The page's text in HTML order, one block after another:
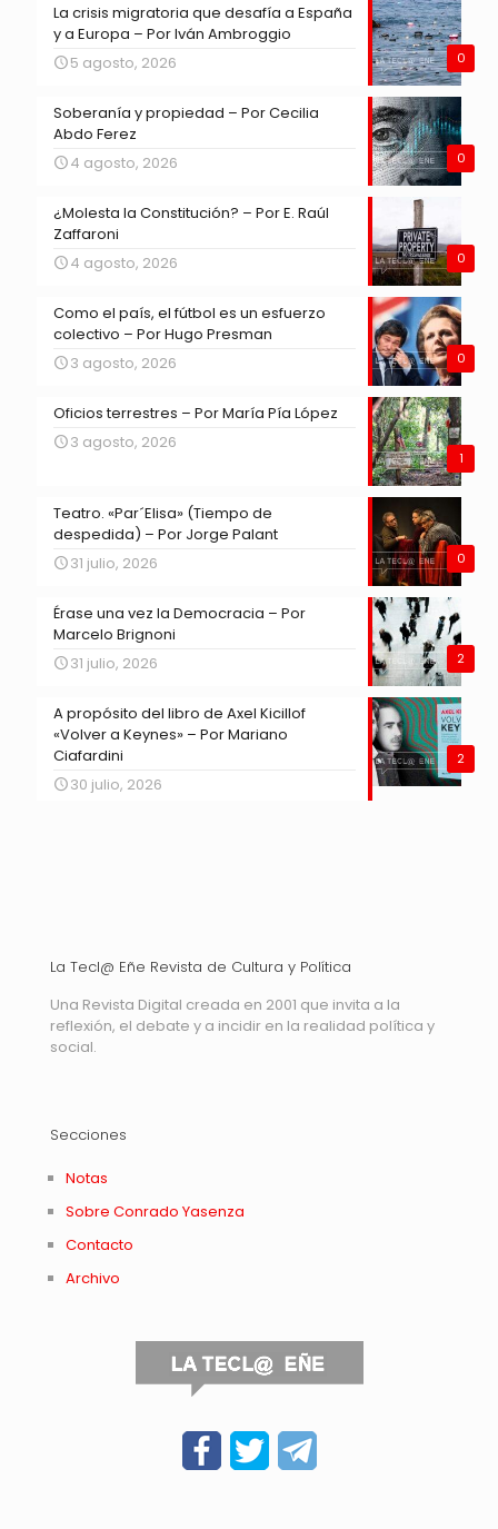
0
La crisis migratoria que desafía a España
y a Europa – Por Iván Ambroggio
5 agosto, 2026
0
Soberanía y propiedad – Por Cecilia
Abdo Ferez
4 agosto, 2026
0
¿Molesta la Constitución? – Por E. Raúl
Zaffaroni
4 agosto, 2026
0
Como el país, el fútbol es un esfuerzo
colectivo – Por Hugo Presman
3 agosto, 2026
1
Oficios terrestres – Por María Pía López
3 agosto, 2026
0
Teatro. «Par´Elisa» (Tiempo de
despedida) – Por Jorge Palant
31 julio, 2026
2
Érase una vez la Democracia – Por
Marcelo Brignoni
31 julio, 2026
2
A propósito del libro de Axel Kicillof
«Volver a Keynes» – Por Mariano
Ciafardini
30 julio, 2026
La Tecl@ Eñe Revista de Cultura y Política
Una Revista Digital creada en 2001 que invita a la
reflexión, el debate y a incidir en la realidad política y
social.
Secciones
Notas
Sobre Conrado Yasenza
Contacto
Archivo